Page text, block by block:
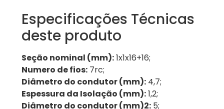
Especificações Técnicas
deste produto
Seção nominal (mm):1x1x16+16;
Numero de fios: 7rc;
Diâmetro do condutor (mm): 4,7;
Espessura da Isolação (mm):1,2;
Diâmetro do condutor (mm)2: 5;